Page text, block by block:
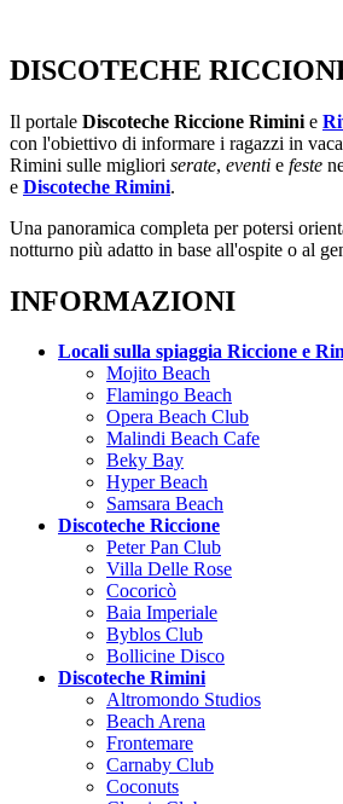
DISCOTECHE
Il portale Discoteche Riccione Rimini e
con l'obiettivo di informare i ragazzi in
Rimini sulle migliori serate, eventi e feste
e Discoteche Rimini.
Una panoramica completa per potersi
notturno più adatto in base all'ospite o al
INFORMAZIONI
Locali sulla spiaggia Riccione e
Mojito Beach
Flamingo Beach
Opera Beach Club
Malindi Beach Cafe
Beky Bay
Hyper Beach
Samsara Beach
Discoteche Riccione
Peter Pan Club
Villa Delle Rose
Cocoricò
Baia Imperiale
Byblos Club
Bollicine Disco
Discoteche Rimini
Altromondo Studios
Beach Arena
Frontemare
Carnaby Club
Coconuts